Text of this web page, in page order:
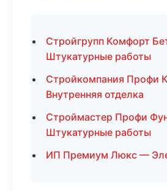
Стройгрупп Комфорт
Штукатурные работы
Стройкомпания Профи
Внутренняя отделка
Строймастер Профи
Штукатурные работы
ИП Премиум Люкс —